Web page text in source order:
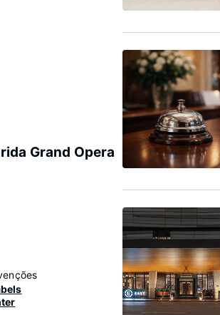
Grand Opera